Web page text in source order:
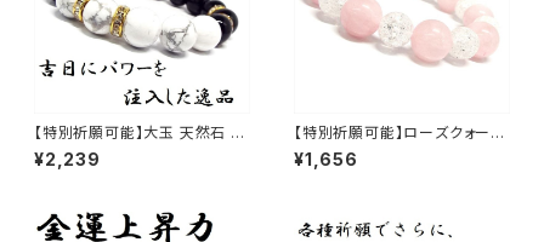
【特別祈願可能】大玉 天然石 オ
ニキス ホワイトターコイズパワ
ーストーンブレスレット NS_D5
¥2,239
【特別祈願可能】ローズクォーツ
クラック水晶パワーストーンブレ
スレット_NS_D5-41_480【お届
¥1,656